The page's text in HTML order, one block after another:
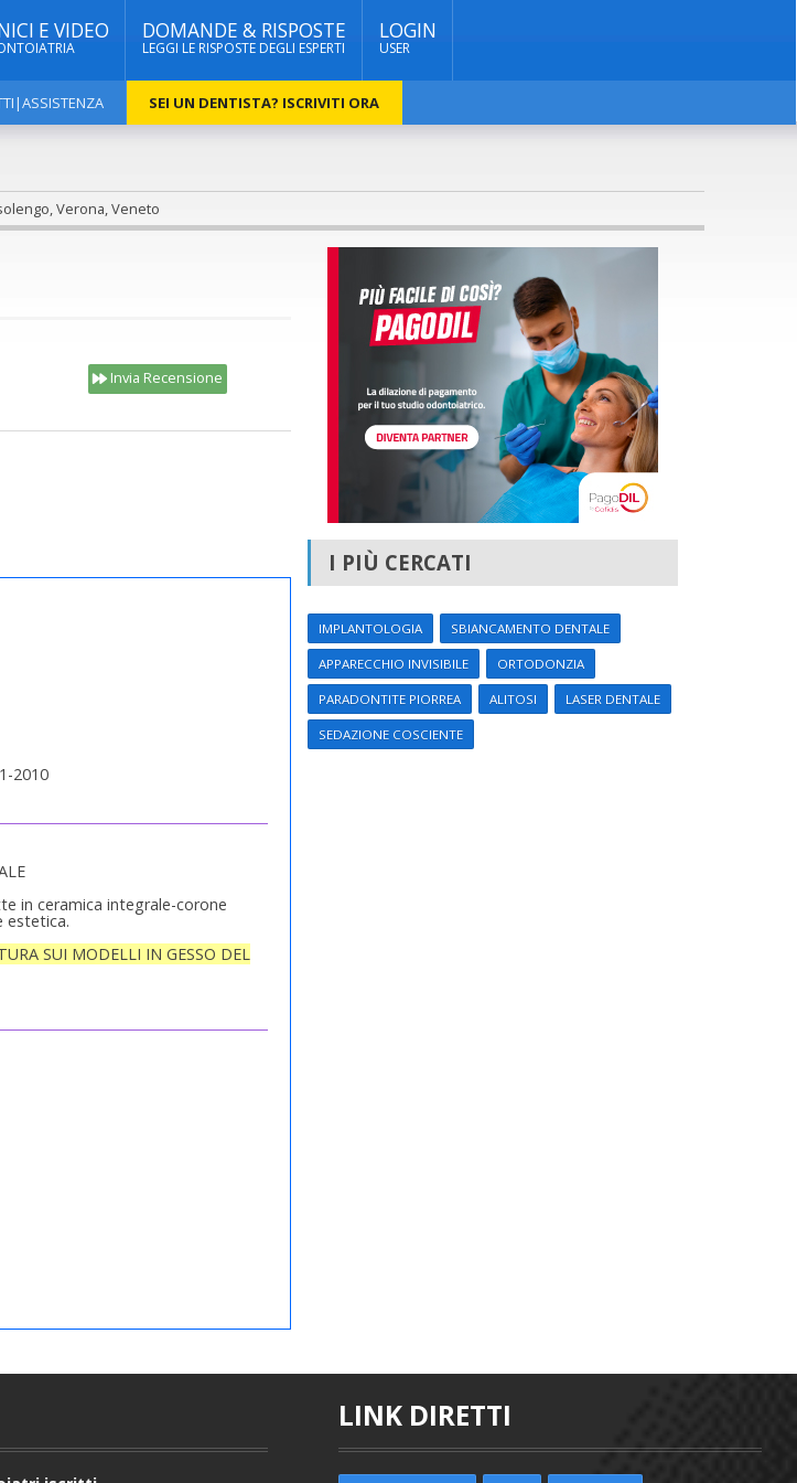
E VIDEO DOMANDE & RISPOSTE
LEGGI LE RISPOSTE DEGLI ESPERTI
LOGIN
USER
SEI UN DENTISTA? ISCRIVITI ORA
Verona, Veneto
Invia Recensione
2010
in ceramica integrale-corone
estetica.
SUI MODELLI IN GESSO DEL
I PIÙ CERCATI
IMPLANTOLOGIA SBIANCAMENTO DENTALE
APPARECCHIO INVISIBILE ORTODONZIA
PARADONTITE PIORREA ALITOSI LASER DENTALE
SEDAZIONE COSCIENTE
LINK DIRETTI